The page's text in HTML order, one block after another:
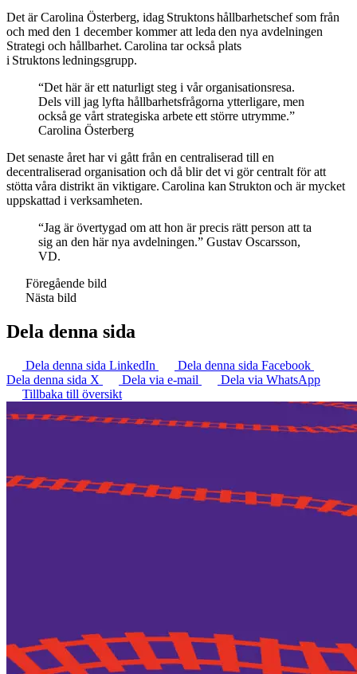
Det är Carolina Österberg, idag Struktons hållbarhetschef som från
och med den 1 december kommer att leda den nya avdelningen
Strategi och hållbarhet. Carolina tar också plats
i Struktons ledningsgrupp.
“Det här är ett naturligt steg i vår organisationsresa.
Dels vill jag lyfta hållbarhetsfrågorna ytterligare, men
också ge vårt strategiska arbete ett större utrymme.”
Carolina Österberg
Det senaste året har vi gått från en centraliserad till en
decentraliserad organisation och då blir det vi gör centralt för att
stötta våra distrikt än viktigare. Carolina kan Strukton och är mycket
uppskattad i verksamheten.
“Jag är övertygad om att hon är precis rätt person att ta
sig an den här nya avdelningen.” Gustav Oscarsson,
VD.
Föregående bild
Nästa bild
Dela denna sida
Dela denna sida LinkedIn
Dela denna sida Facebook
Dela denna sida X
Dela via e-mail
Dela via WhatsApp
Tillbaka till översikt